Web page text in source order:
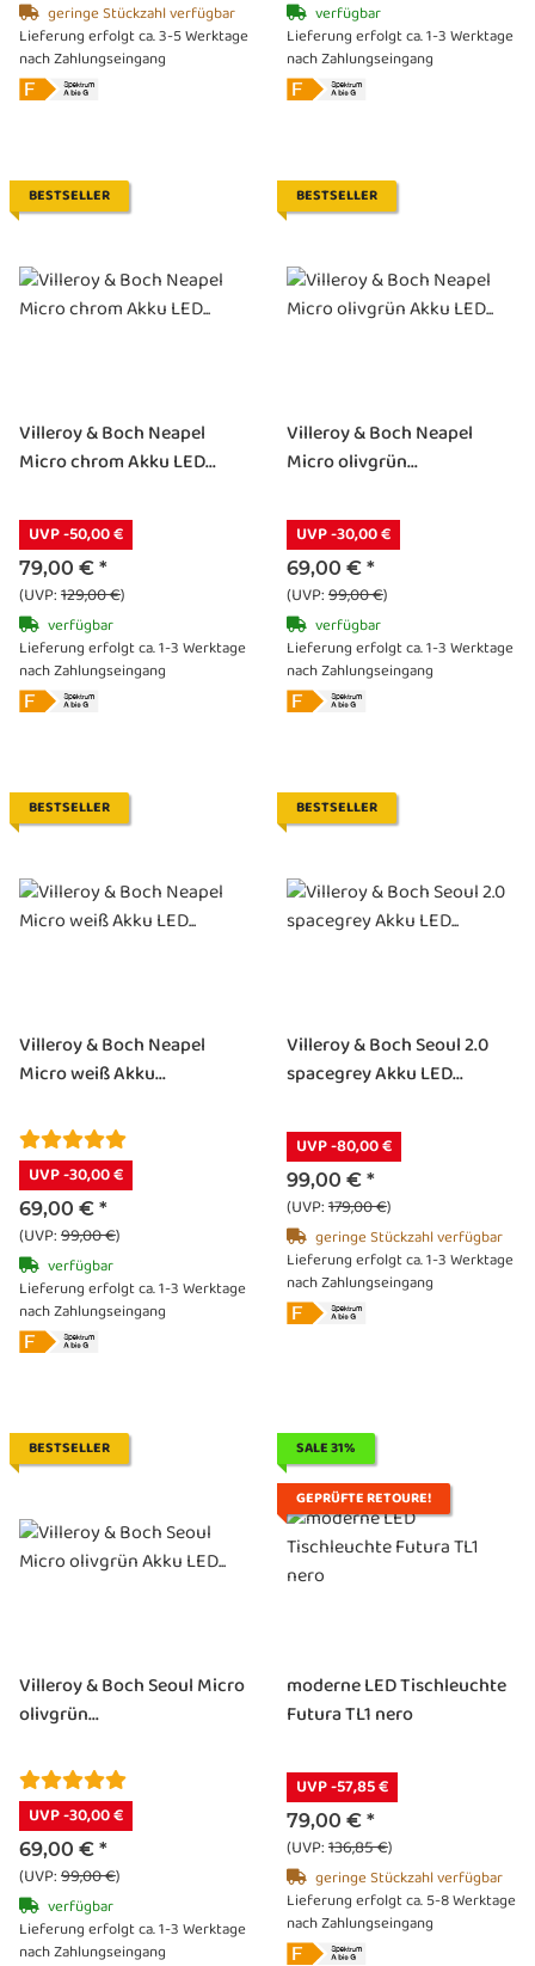
geringe Stückzahl verfügbar
Lieferung erfolgt ca. 3-5 Werktage
nach Zahlungseingang
verfügbar
Lieferung erfolgt ca. 1-3 Werktage
nach Zahlungseingang
BESTSELLER
Villeroy & Boch Neapel
Micro chrom Akku LED...
UVP -50,00 €
79,00 € *
(UVP:129,00 €)
verfügbar
Lieferung erfolgt ca. 1-3 Werktage
nach Zahlungseingang
BESTSELLER
Villeroy & Boch Neapel
Micro olivgrün...
UVP -30,00 €
69,00 € *
(UVP:99,00 €)
verfügbar
Lieferung erfolgt ca. 1-3 Werktage
nach Zahlungseingang
BESTSELLER
Villeroy & Boch Neapel
Micro weiß Akku...
UVP -30,00 €
69,00 € *
(UVP:99,00 €)
verfügbar
Lieferung erfolgt ca. 1-3 Werktage
nach Zahlungseingang
BESTSELLER
Villeroy & Boch Seoul 2.0
spacegrey Akku LED...
UVP -80,00 €
99,00 € *
(UVP:179,00 €)
geringe Stückzahl verfügbar
Lieferung erfolgt ca. 1-3 Werktage
nach Zahlungseingang
BESTSELLER
Villeroy & Boch Seoul Micro
olivgrün...
UVP -30,00 €
69,00 € *
(UVP:99,00 €)
verfügbar
Lieferung erfolgt ca. 1-3 Werktage
nach Zahlungseingang
SALE 31%
GEPRÜFTE RETOURE!
moderne LED Tischleuchte
Futura TL1 nero
UVP -57,85 €
79,00 € *
(UVP:136,85 €)
geringe Stückzahl verfügbar
Lieferung erfolgt ca. 5-8 Werktage
nach Zahlungseingang